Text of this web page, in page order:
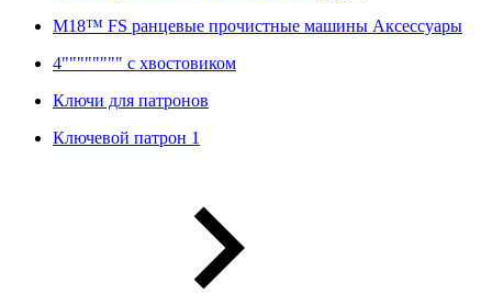
M18™ FS ранцевые прочистные машины Аксессуары
4"""""""" с хвостовиком
Ключи для патронов
Ключевой патрон 1